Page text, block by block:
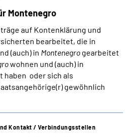
Montenegro
auf Kontenklärung und
bearbeitet, die in
(auch) in Montenegro gearbeitet
wohnen und (auch) in
haben oder sich als
gewöhnlich
Kontakt / Verbindungsstellen